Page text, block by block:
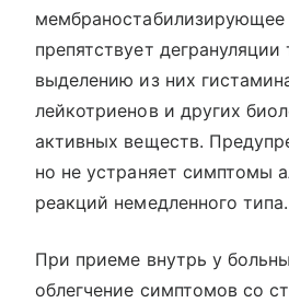
мембраностабилизирующее
препятствует
выделению из них
лейкотриенов и других
активных веществ.
но не устраняет симптомы
реакций немедленного типа.
При приеме внутрь у
облегчение симптомов со